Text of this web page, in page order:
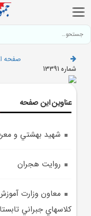
صفحه
شماره 13391
عناوین این صفحه
شهيد بهشتي و
روايت هجران
معاون وزارت
کلاسهاي جبراني تابستاني